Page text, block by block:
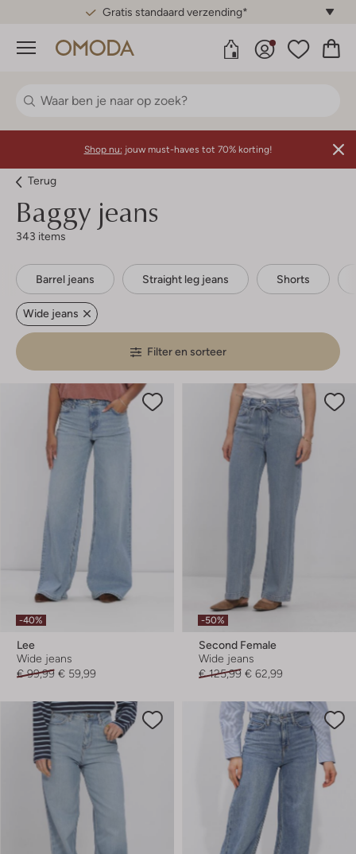
Gratis standaard verzending*
Menu
Shop nu: jouw must-haves tot 70% korting!
Terug
Baggy jeans
343 items
Barrel jeans Straight leg jeans Shorts
Wide jeans
Filter en sorteer
-40%
Lee
Wide jeans
€ 99,99 € 59,99
-50%
Second Female
Wide jeans
€ 125,99 € 62,99